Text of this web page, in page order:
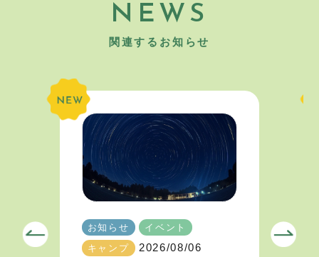
NEWS
関連するお知らせ
お知らせ
イベント
キャンプ
2026/08/06